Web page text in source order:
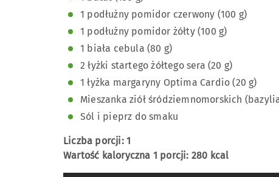
1 podłużny pomidor czerwony (100 g)
1 podłużny pomidor żółty (100 g)
1 biała cebula (80 g)
2 łyżki startego żółtego sera (20 g)
1 łyżka margaryny Optima Cardio (20 g)
Mieszanka ziół śródziemnomorskich
Sól i pieprz do smaku
Liczba porcji: 1
Wartość kaloryczna 1 porcji: 280 kcal